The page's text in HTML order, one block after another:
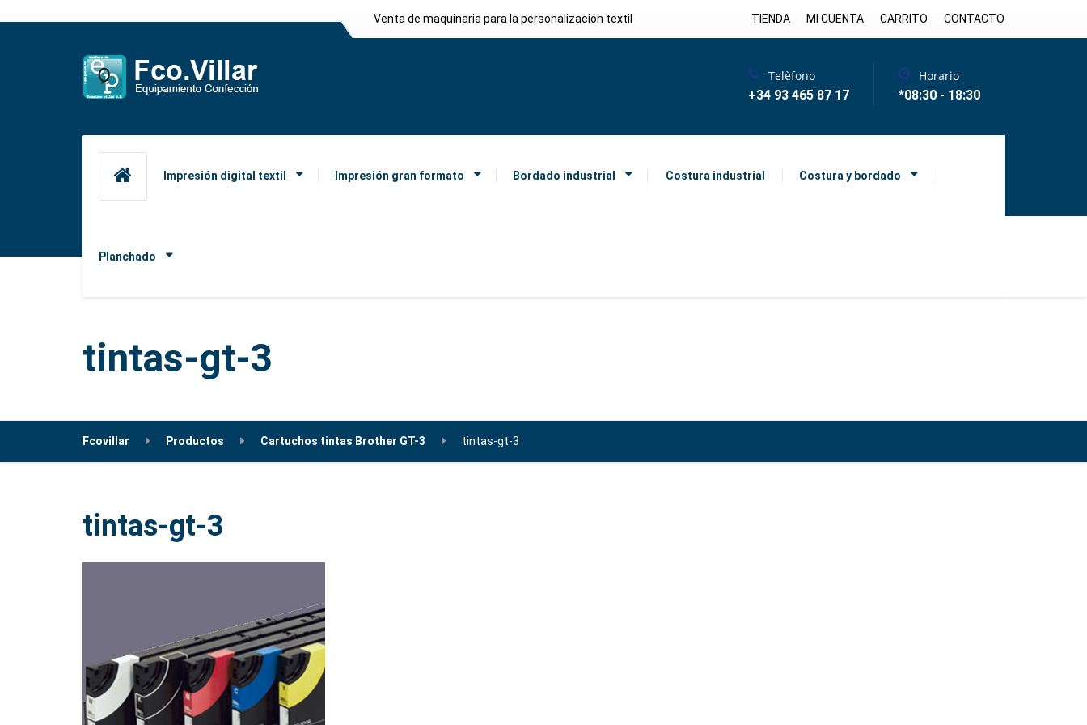
Venta de maquinaria para la personalización textil TIENDA MI CUENTA CARRITO CONTACTO
Impresión digital textil Impresión gran formato Bordado industrial Costura industrial Costura y bordado
Planchado
Telèfono
+34 93 465 87 17
Horario
*08:30 - 18:30
tintas-gt-3
Fcovillar Productos Cartuchos tintas Brother GT-3 tintas-gt-3
tintas-gt-3